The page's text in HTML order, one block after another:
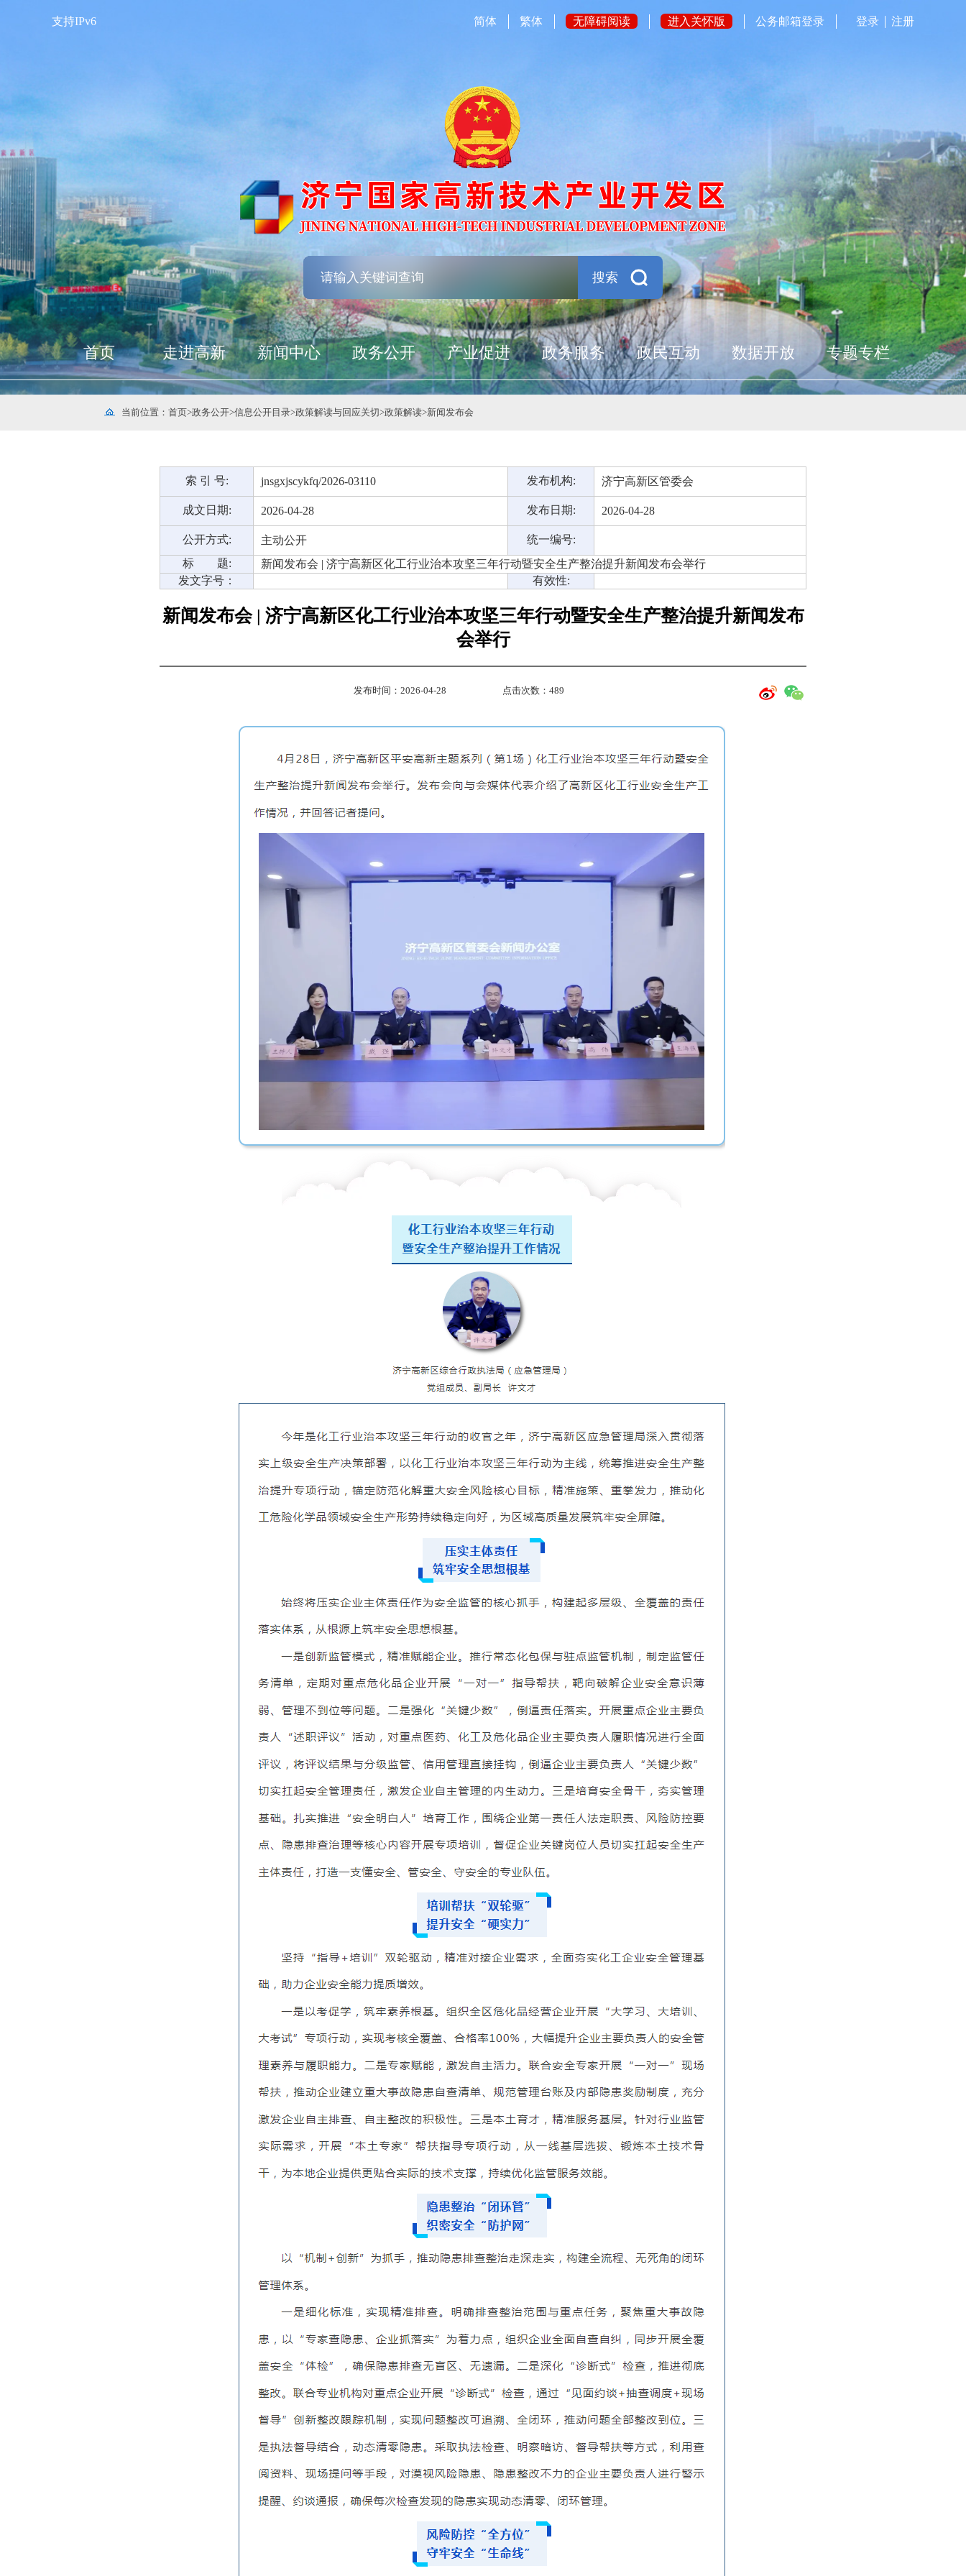
支持IPv6 简体 繁体 无障碍阅读 进入关怀版 公务邮箱登录 登录 注册
搜索
首页 走进高新 新闻中心 政务公开 产业促进 政务服务 政民互动 数据开放 专题专栏
当前位置： 首页>政务公开>信息公开目录>政策解读与回应关切>政策解读>新闻发布会
索 引 号: jnsgxjscykfq/2026-03110 发布机构: 济宁高新区管委会
成文日期: 2026-04-28 发布日期: 2026-04-28
公开方式: 主动公开
统一编号:
标 题:
新闻发布会 | 济宁高新区化工行业治本攻坚三年行动暨安全生产整治提升新闻发布会举行
发文字号：
有效性:
新闻发布会 | 济宁高新区化工行业治本攻坚三年行动暨安全生产整治提升新闻发布
会举行
发布时间：2026-04-28 点击次数： 489